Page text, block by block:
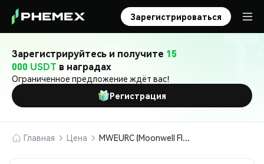
Зарегистрироваться
Зарегистрируйтесь и получите 15
000 USDT в наградах
Ограниченное предложение ждёт вас!
Регистрация
Главная Цена MWEURC (Moonwell Flagship EURC (Morpho Vault))